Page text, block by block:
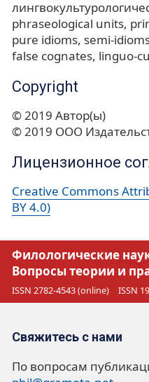
phraseological units
pure idioms semi-
false cognates linguo-
Copyright
© 2019 Автор(ы)
© 2019 ООО
Лицензионное
Creative Commons
BY 4.0)
Филологические
Вопросы теории и
ISSN 2782-4543 (online) ISSN
Свяжитесь с нами
По вопросам